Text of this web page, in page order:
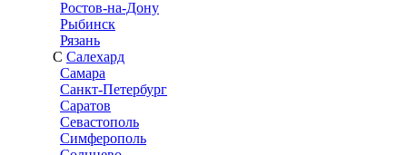
Ростов-на-Дону
Рыбинск
Рязань
С Салехард
Самара
Санкт-Петербург
Саратов
Севастополь
Симферополь